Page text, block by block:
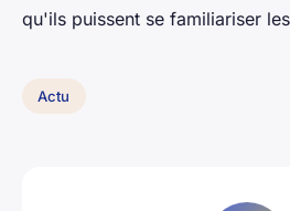
qu'ils puissent se familiariser
Actu